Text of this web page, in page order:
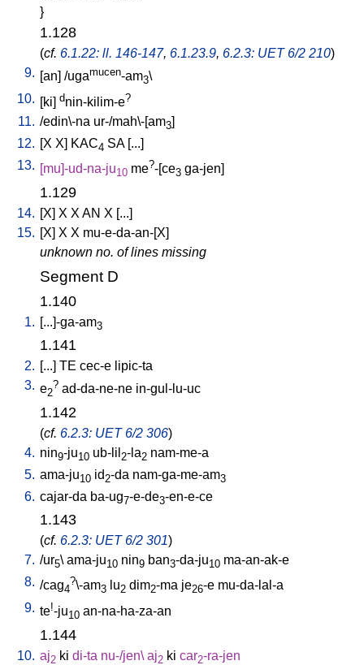
}
1.128
(cf. 6.1.22: ll. 146-147, 6.1.23.9, 6.2.3: UET 6/2 210)
9. [an] /ugamucen-am3\
10. [ki] dnin-kilim-e?
11. /edin\-na ur-/mah\-[am3]
12. [X X] KAC4 SA[...]
13. [mu]-ud-na-ju10 me?-[ce3 ga-jen]
1.129
14. [X] X X AN X [...]
15. [X] X X mu-e-da-an-[X]
unknown no. of lines missing
Segment D
1.140
1. [...]-ga-am3
1.141
2. [...] TE cec-e lipic-ta
3. e2
? ad-da-ne-ne in-gul-lu-uc
1.142
(cf. 6.2.3: UET 6/2 306)
4. nin9-ju10 ub-lil 2-la2 nam-me-a
5. ama-ju10 id 2-da nam-ga-me-am3
6. cajar-da ba-ug7-e-de3-en-e-ce
1.143
(cf. 6.2.3: UET 6/2 301)
7. /ur5\ ama-ju10 nin9 ban3-da-ju10 ma-an-ak-e
8. /cag4
?\-am3 lu2 dim2-ma je26-e mu-da-lal-a
9. te!-ju10 an-na-ha-za-an
1.144
10. aj2 ki di-ta nu-/jen\ aj2 ki car2-ra-jen